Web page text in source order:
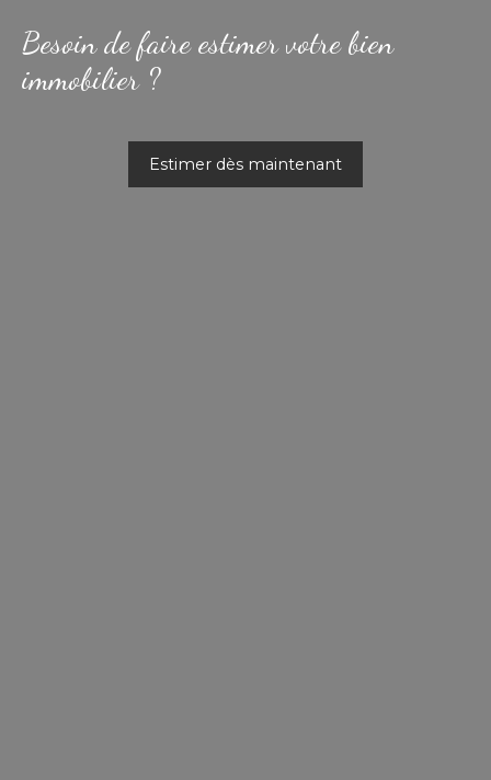
Besoin de faire estimer votre bien
immobilier ?
Estimer dès maintenant